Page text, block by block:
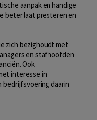
aanpak en handige
beter laat presteren en
zich bezighoudt met
en stafhoofden
Ook
interesse in
bedrijfsvoering daarin